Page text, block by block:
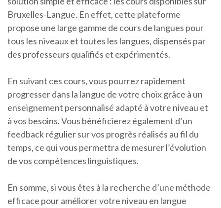
Bruxelles-Langue. En effet, cette plateforme
propose une large gamme de cours de langues pour
tous les niveaux et toutes les langues, dispensés par
des professeurs qualifiés et expérimentés.
En suivant ces cours, vous pourrez rapidement
progresser dans la langue de votre choix grâce à un
enseignement personnalisé adapté à votre niveau et
à vos besoins. Vous bénéficierez également d’un
feedback régulier sur vos progrès réalisés au fil du
temps, ce qui vous permettra de mesurer l’évolution
de vos compétences linguistiques.
En somme, si vous êtes à la recherche d’une méthode
efficace pour améliorer votre niveau en langue